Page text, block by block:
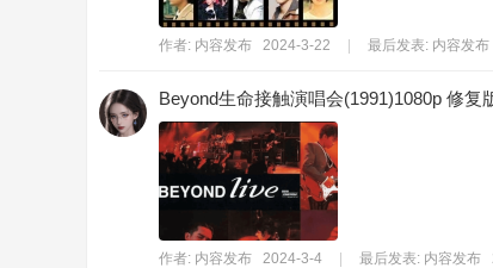
作者: 内容发布 2024-3-22 最后发表: 内容发布
Beyond生命接触演唱会(1991)1080p 修复
作者: 内容发布 2024-3-4 最后发表: 内容发布